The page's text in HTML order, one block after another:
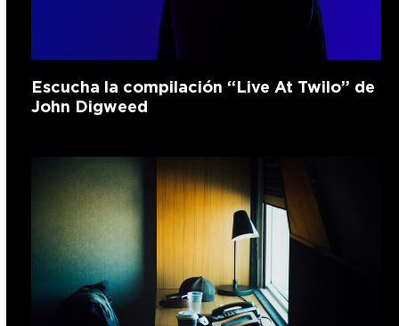
Escucha la compilación “Live At Twilo” de
John Digweed